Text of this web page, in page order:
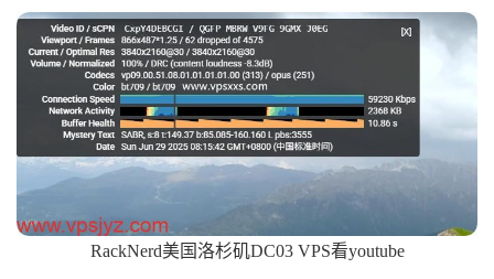
RackNerd美国洛杉矶DC03 VPS看youtube